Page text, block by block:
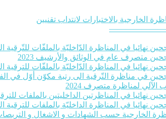
الخارجية بالاختبارات لانتداب تقنيين
نهائيا في المناظرة الدّاخليّة بالملفّات للتّرقية الى
متصرف عام في الوثائق والأرشيف 2023
نهائيا في المناظرة الدّاخليّة بالملفّات للترقية
في مناظرة التّرقية الى رتبة مكوّن أوّل في
الآلي لمناظرة متصرف 2024
نهائيا في المناظرتين الداخليتين بالملفات
نهائيا في المناظرة الداخليّة بالملفات للترقية
الخارجية حسب الشهادات و الاشغال و